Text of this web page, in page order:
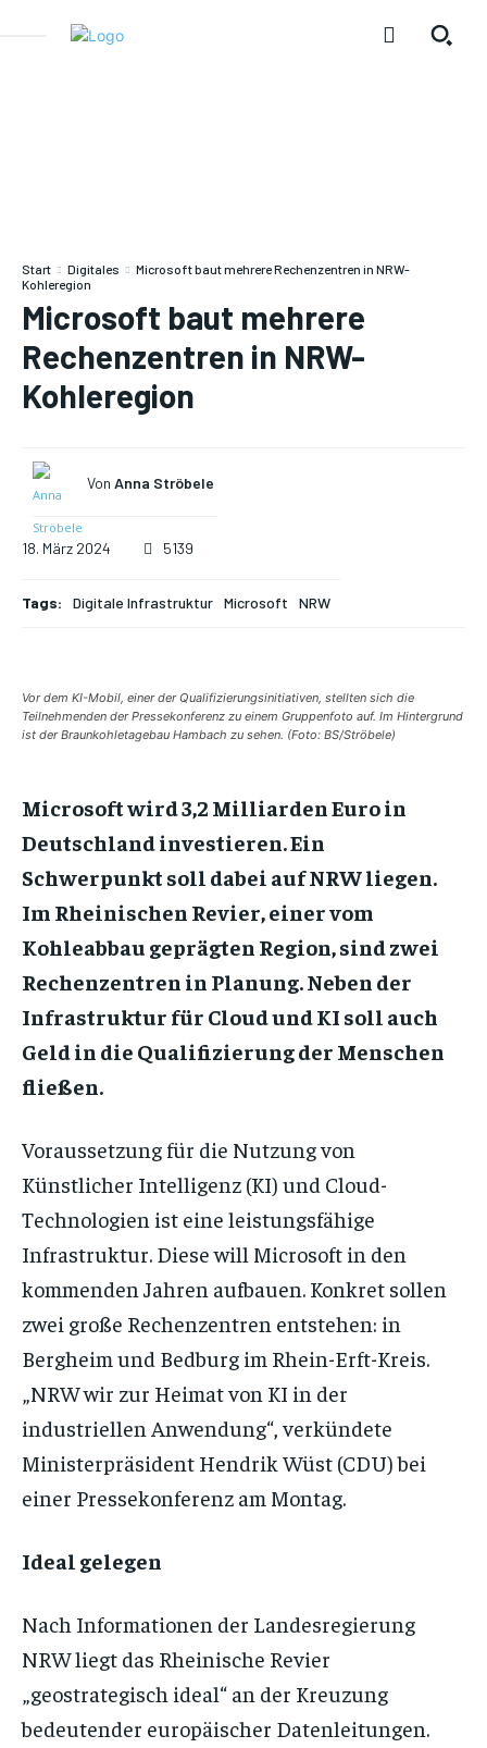
Start Digitales
Microsoft baut mehrere Rechenzentren in NRW-
Kohleregion
Microsoft baut mehrere
Rechenzentren in NRW-
Kohleregion
Von Anna Ströbele
18. März 2024 5139
Tags: Digitale Infrastruktur Microsoft NRW
Vor dem KI-Mobil, einer der Qualifizierungsinitiativen, stellten sich die
Teilnehmenden der Pressekonferenz zu einem Gruppenfoto auf. Im Hintergrund
ist der Braunkohletagebau Hambach zu sehen. (Foto: BS/Ströbele)
Microsoft wird 3,2 Milliarden Euro in
Deutschland investieren. Ein
Schwerpunkt soll dabei auf NRW liegen.
Im Rheinischen Revier, einer vom
Kohleabbau geprägten Region, sind zwei
Rechenzentren in Planung. Neben der
Infrastruktur für Cloud und KI soll auch
Geld in die Qualifizierung der Menschen
fließen.
Voraussetzung für die Nutzung von
Künstlicher Intelligenz (KI) und Cloud-
Technologien ist eine leistungsfähige
Infrastruktur. Diese will Microsoft in den
kommenden Jahren aufbauen. Konkret sollen
zwei große Rechenzentren entstehen: in
Bergheim und Bedburg im Rhein-Erft-Kreis.
„NRW wir zur Heimat von KI in der
industriellen Anwendung“, verkündete
Ministerpräsident Hendrik Wüst (CDU) bei
einer Pressekonferenz am Montag.
Ideal gelegen
Nach Informationen der Landesregierung
NRW liegt das Rheinische Revier
„geostrategisch ideal“ an der Kreuzung
bedeutender europäischer Datenleitungen.